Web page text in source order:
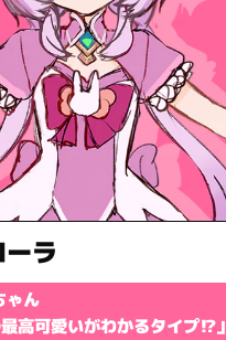
ラ
ゃん
高可愛いがわかるタイプ⁉」